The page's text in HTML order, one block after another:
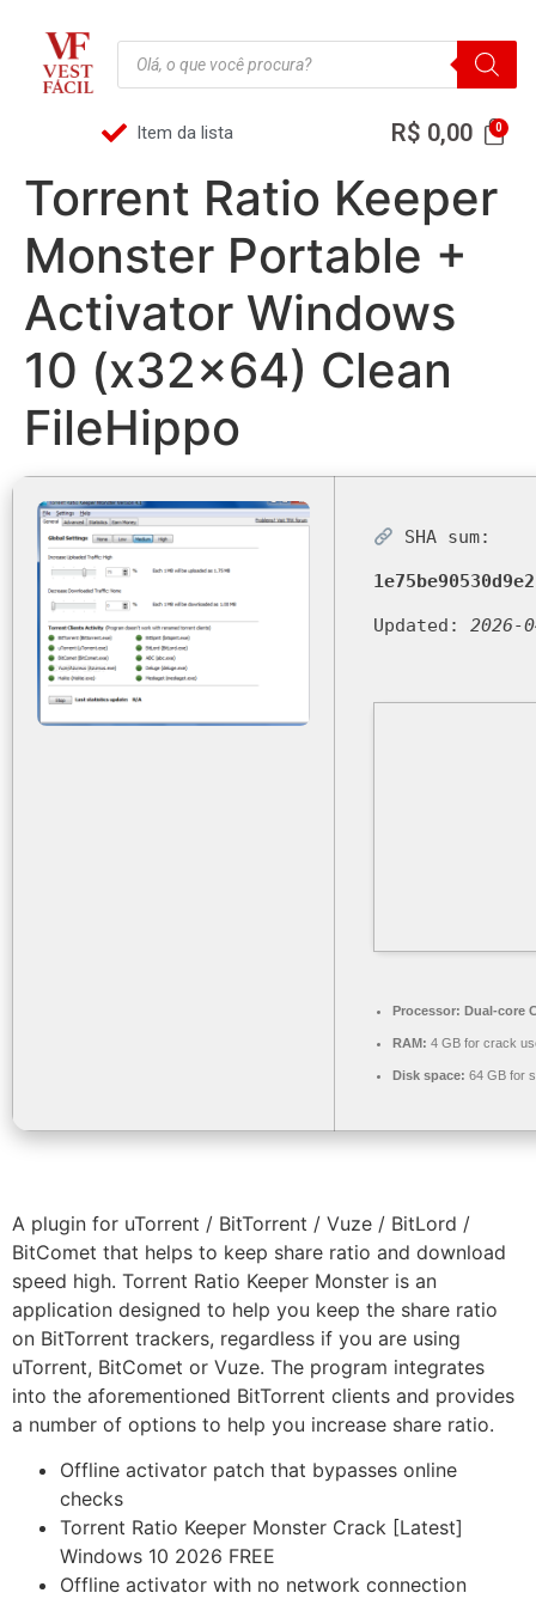
Item da lista R$ 0,00
Torrent Ratio Keeper
Monster Portable +
Activator Windows
10 (x32x64) Clean
FileHippo
SHA sum:
Updated: 2026-
Processor: Dual-core
RAM: 4 GB for crack
Disk space: 64 GB for
A plugin for uTorrent / BitTorrent / Vuze / BitLord /
BitComet that helps to keep share ratio and download
speed high. Torrent Ratio Keeper Monster is an
application designed to help you keep the share ratio
on BitTorrent trackers, regardless if you are using
uTorrent, BitComet or Vuze. The program integrates
into the aforementioned BitTorrent clients and provides
a number of options to help you increase share ratio.
Offline activator patch that bypasses online
checks
Torrent Ratio Keeper Monster Crack [Latest]
Windows 10 2026 FREE
Offline activator with no network connection